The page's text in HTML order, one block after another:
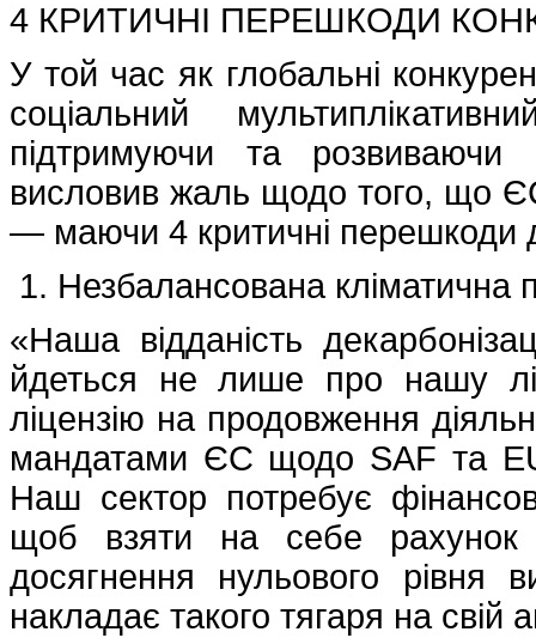
4 КРИТИЧНІ ПЕРЕШКОДИ
У той час як глобальні
соціальний
підтримуючи та розвиваючи
висловив жаль щодо того, що
— маючи 4 критичні перешкоди
Незбалансована кліматична
«Наша відданість
йдеться не лише про нашу
ліцензію на продовження
мандатами ЄС щодо SAF та
Наш сектор потребує
щоб взяти на себе рахунок
досягнення нульового рівня
накладає такого тягаря на свій